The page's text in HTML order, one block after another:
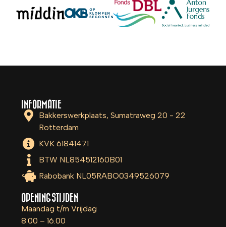
INFORMATIE
Bakkerswerkplaats, Sumatraweg 20 - 22
Rotterdam
KVK 61841471
BTW NL854512160B01
Rabobank NL05RABO0349526079
OPENINGSTIJDEN
Maandag t/m Vrijdag
8.00 – 16.00